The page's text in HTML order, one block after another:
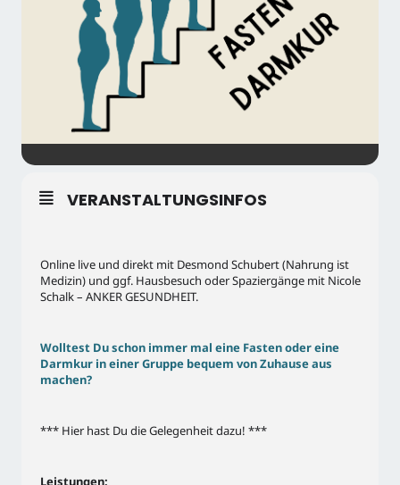
VERANSTALTUNGSINFOS
Online live und direkt mit Desmond Schubert (Nahrung ist
Medizin) und ggf. Hausbesuch oder Spaziergänge mit Nicole
Schalk – ANKER GESUNDHEIT.
Wolltest Du schon immer mal eine Fasten oder eine
Darmkur in einer Gruppe bequem von Zuhause aus
machen?
*** Hier hast Du die Gelegenheit dazu! ***
Leistungen: